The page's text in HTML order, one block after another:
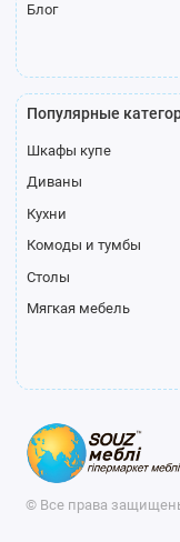
Блог
Популярные
Шкафы купе
Диваны
Кухни
Комоды и тумбы
Столы
Мягкая мебель
© Все права